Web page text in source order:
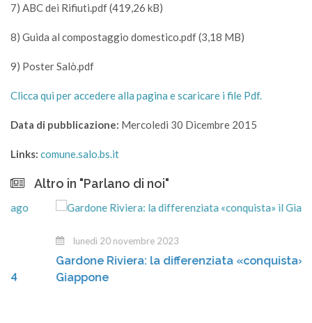
7) ABC dei Rifiuti.pdf (419,26 kB)
8) Guida al compostaggio domestico.pdf (3,18 MB)
9) Poster Salò.pdf
Clicca qui per accedere alla pagina e scaricare i file Pdf.
Data di pubblicazione: Mercoledi 30 Dicembre 2015
Links: comune.salo.bs.it
Altro in "Parlano di noi"
lunedì 20 novembre 2023
Gardone Riviera: la differenziata «conquista» il
Giappone